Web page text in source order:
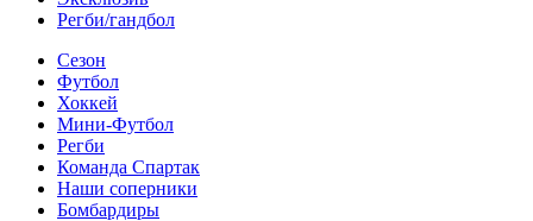
Регби/гандбол
Сезон
Футбол
Хоккей
Мини-Футбол
Регби
Команда Спартак
Наши соперники
Бомбардиры